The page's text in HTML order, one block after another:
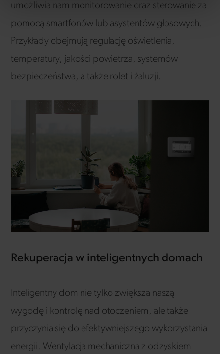
umożliwia nam monitorowanie oraz sterowanie za
pomocą smartfonów lub asystentów głosowych.
Przykłady obejmują regulację oświetlenia,
temperatury, jakości powietrza, systemów
bezpieczeństwa, a także rolet i żaluzji.
Rekuperacja w inteligentnych domach
Inteligentny dom nie tylko zwiększa naszą
wygodę i kontrolę nad otoczeniem, ale także
przyczynia się do efektywniejszego wykorzystania
energii. Wentylacja mechaniczna z odzyskiem